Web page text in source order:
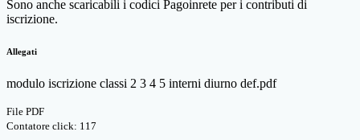
Sono anche scaricabili i codici Pagoinrete per i contributi di
iscrizione.
Allegati
modulo iscrizione classi 2 3 4 5 interni diurno def.pdf
File PDF
Contatore click: 117